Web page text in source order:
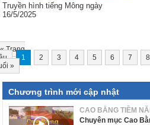
Truyền hình tiếng Mông ngày
16/5/2025
«Trang
1 2 3 4 5 6 7 8
»
Chương trình mới cập nhật
CAO BẰNG TIỀM
Chuyên mục Cao